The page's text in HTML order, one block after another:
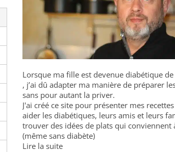
Lorsque ma fille est devenue diabétique de
, j’ai dû adapter ma manière de préparer
sans pour autant la priver.
J'ai créé ce site pour présenter mes
aider les diabétiques, leurs amis et leurs
trouver des idées de plats qui conviennent
(même sans diabète)
Lire la suite